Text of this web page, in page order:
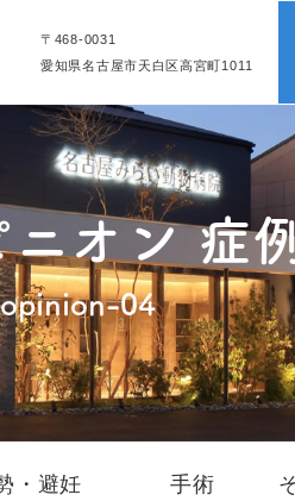
〒468-0031
愛知県名古屋市天白区高宮町1011
オン 症
04
・避妊 手術